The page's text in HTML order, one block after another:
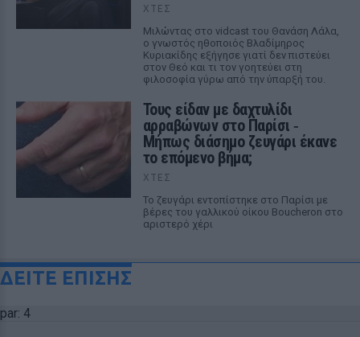
ΧΤΕΣ
Μιλώντας στο vidcast του Θανάση Λάλα,
ο γνωστός ηθοποιός Βλαδίμηρος
Κυριακίδης εξήγησε γιατί δεν πιστεύει
στον Θεό και τι τον γοητεύει στη
φιλοσοφία γύρω από την ύπαρξή του.
Τους είδαν με δαχτυλίδι
αρραβώνων στο Παρίσι ‑
Μήπως διάσημο ζευγάρι έκανε
το επόμενο βήμα;
ΧΤΕΣ
Το ζευγάρι εντοπίστηκε στο Παρίσι με
βέρες του γαλλικού οίκου Boucheron στο
αριστερό χέρι
ΔΕΙΤΕ ΕΠΙΣΗΣ
par: 4